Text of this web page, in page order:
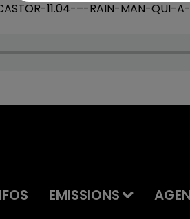
11.04-–-RAIN-MAN-QUI-A-
EMISSIONS